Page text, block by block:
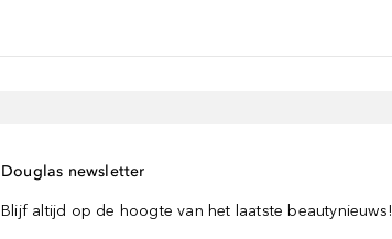
Douglas newsletter
Blijf altijd op de hoogte van het laatste beautynieuws!